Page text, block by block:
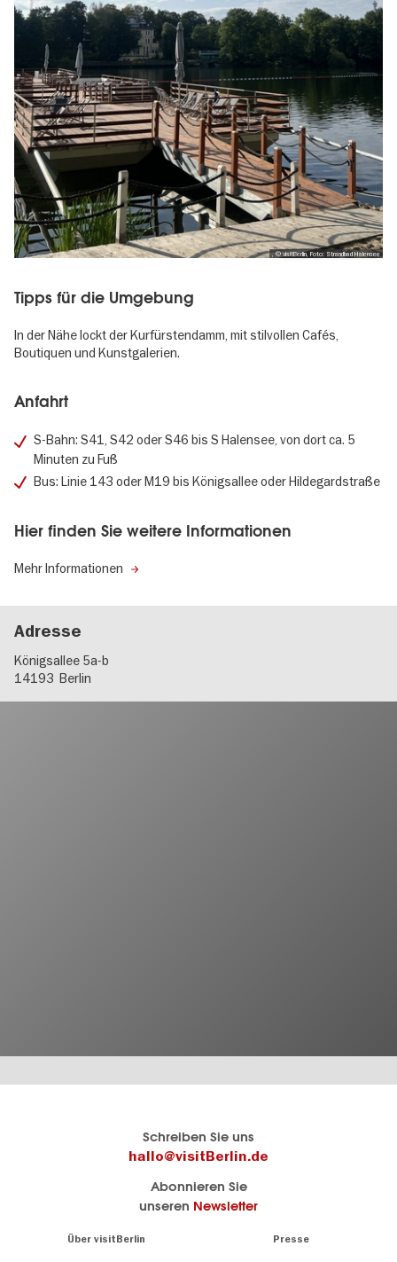
, © visitBerlin, Foto: Strandbad Halensee
Tipps für die Umgebung
In der Nähe lockt der Kurfürstendamm, mit stilvollen Cafés,
Boutiquen und Kunstgalerien.
Anfahrt
S-Bahn: S41, S42 oder S46 bis S Halensee, von dort ca. 5
Minuten zu Fuß
Bus: Linie 143 oder M19 bis Königsallee oder Hildegardstraße
Hier finden Sie weitere Informationen
Mehr Informationen
Adresse
Königsallee 5a-b
14193 Berlin
Schreiben Sie uns
hallo@visitBerlin.de
Abonnieren Sie
unseren Newsletter
Über visitBerlin Presse
sind